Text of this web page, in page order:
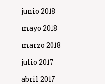
junio 2018
mayo 2018
marzo 2018
julio 2017
abril 2017